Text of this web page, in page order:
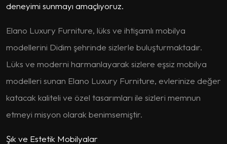
deneyimi sunmayı amaçlıyoruz.
Elano Luxury Furniture, lüks ve ihtişamlı mobilya
modellerini Didim şehrinde sizlerle buluşturmaktadır.
Lüks ve moderni harmanlayarak sizlere eşsiz mobilya
modelleri sunan Elano Luxury Furniture, evlerinize değer
katacak kaliteli ve özel tasarımları ile sizleri memnun
etmeyi misyon olarak benimsemiştir.
Şık ve Estetik Mobilyalar